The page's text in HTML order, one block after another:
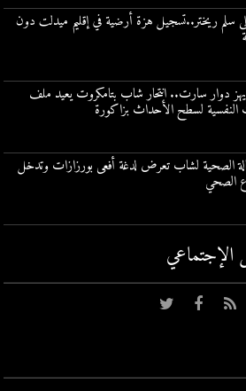
4.8 على سلم ريختر..تسجيل هزة أرضية في إقليم ميدلت دون
دوار سارت.. انتحار شاب بتامكروت يعيد ملف
النفسية لسطح الأحداث بزاكورة
الصحية لشاب تعرض لدغة أفعى بورزازات وتدخل
الصحي
اﻹجتماعي